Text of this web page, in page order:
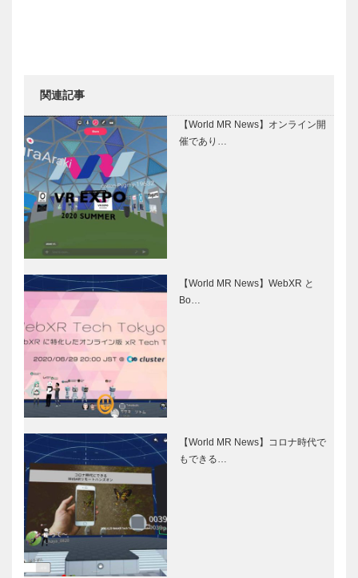
関連記事
【World MR News】オンライン開
催であり…
【World MR News】WebXR と
Bo…
【World MR News】コロナ時代で
もできる…